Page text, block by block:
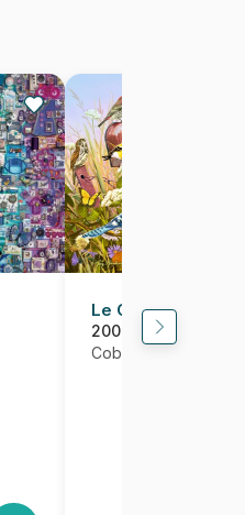
Le Chant des
2000 pièces
Cobble Hill